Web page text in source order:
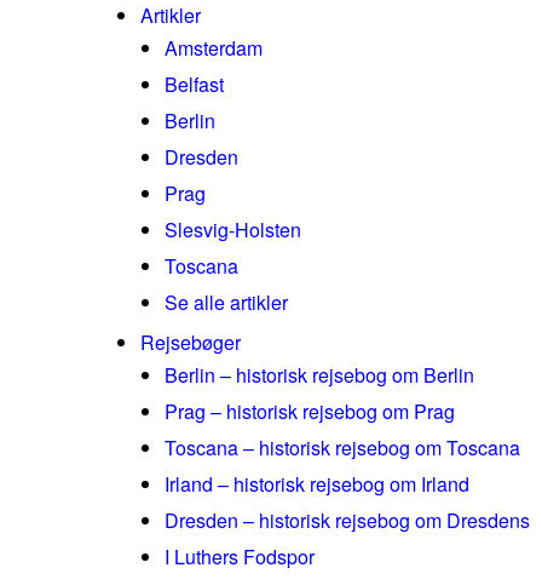
Artikler
Amsterdam
Belfast
Berlin
Dresden
Prag
Slesvig-Holsten
Toscana
Se alle artikler
Rejsebøger
Berlin – historisk rejsebog om Berlin
Prag – historisk rejsebog om Prag
Toscana – historisk rejsebog om Toscana
Irland – historisk rejsebog om Irland
Dresden – historisk rejsebog om Dresdens
I Luthers Fodspor